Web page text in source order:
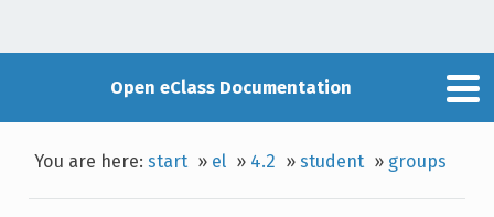
Open eClass Documentation
You are here:start » el » 4.2 »student » groups